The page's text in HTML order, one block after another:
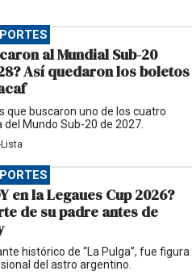
al Mundial Sub-20
Así quedaron los boletos
que buscaron uno de los cuatro
Mundo Sub-20 de 2027.
en la Legaues Cup 2026?
de su padre antes de
histórico de “La Pulga”, fue figura
del astro argentino.